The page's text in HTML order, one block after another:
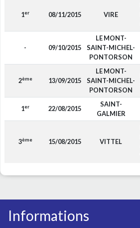
1er 08/11/2015 VIRE
- 09/10/2015
LE MONT-
SAINT-MICHEL-
PONTORSON
2ème 13/09/2015
LE MONT-
SAINT-MICHEL-
PONTORSON
1er 22/08/2015
SAINT-
GALMIER
3ème 15/08/2015 VITTEL
Informations